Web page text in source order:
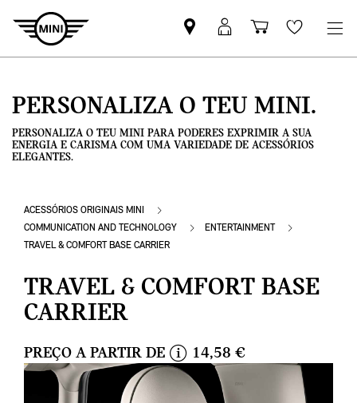
Pesquisar
parceiro
Iniciar
sessão
Carrinho
de
Wishlist
PERSONALIZA O TEU MINI.
PERSONALIZA O TEU MINI PARA PODERES EXPRIMIR A SUA
ENERGIA E CARISMA COM UMA VARIEDADE DE ACESSÓRIOS
ELEGANTES.
ACESSÓRIOS ORIGINAIS MINI
COMMUNICATION AND TECHNOLOGY
ENTERTAINMENT
TRAVEL & COMFORT BASE CARRIER
TRAVEL & COMFORT BASE
CARRIER
PREÇO A PARTIR DE
i
14,58 €